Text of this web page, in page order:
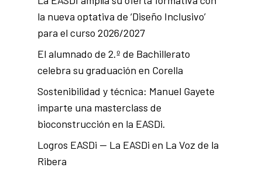
la nueva optativa de ‘Diseño Inclusivo’
para el curso 2026/2027
El alumnado de 2.º de Bachillerato
celebra su graduación en Corella
Sostenibilidad y técnica: Manuel Gayete
imparte una masterclass de
bioconstrucción en la EASDi.
Logros EASDi — La EASDi en La Voz de la
Ribera